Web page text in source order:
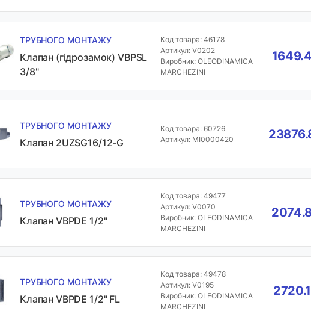
ТРУБНОГО МОНТАЖУ
Клапан (гідрозамок) VBPSL
3/8"
Код товара: 46178
Артикул: V0202
Виробник: OLEODINAMICA
MARCHEZINI
ТРУБНОГО МОНТАЖУ
Клапан 2UZSG16/12-G
Код товара: 60726
Артикул: MI0000420
ТРУБНОГО МОНТАЖУ
Клапан VBPDE 1/2"
Код товара: 49477
Артикул: V0070
Виробник: OLEODINAMICA
MARCHEZINI
ТРУБНОГО МОНТАЖУ
Клапан VBPDE 1/2" FL
Код товара: 49478
Артикул: V0195
Виробник: OLEODINAMICA
MARCHEZINI